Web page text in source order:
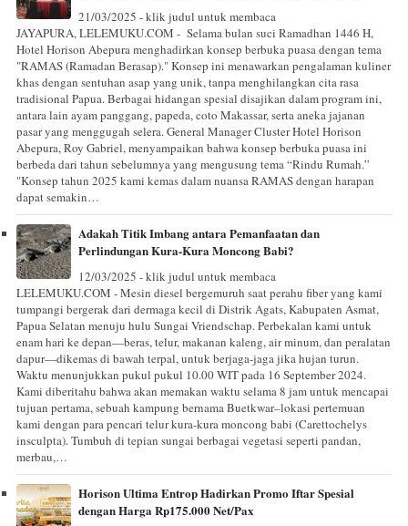
21/03/2025 - klik judul untuk membaca
JAYAPURA, LELEMUKU.COM - Selama bulan suci Ramadhan 1446 H,
Hotel Horison Abepura menghadirkan konsep berbuka puasa dengan tema
"RAMAS (Ramadan Berasap)." Konsep ini menawarkan pengalaman kuliner
khas dengan sentuhan asap yang unik, tanpa menghilangkan cita rasa
tradisional Papua. Berbagai hidangan spesial disajikan dalam program ini,
antara lain ayam panggang, papeda, coto Makassar, serta aneka jajanan
pasar yang menggugah selera. General Manager Cluster Hotel Horison
Abepura, Roy Gabriel, menyampaikan bahwa konsep berbuka puasa ini
berbeda dari tahun sebelumnya yang mengusung tema “Rindu Rumah.”
"Konsep tahun 2025 kami kemas dalam nuansa RAMAS dengan harapan
dapat semakin…
Adakah Titik Imbang antara Pemanfaatan dan
Perlindungan Kura-Kura Moncong Babi?
12/03/2025 - klik judul untuk membaca
LELEMUKU.COM - Mesin diesel bergemuruh saat perahu fiber yang kami
tumpangi bergerak dari dermaga kecil di Distrik Agats, Kabupaten Asmat,
Papua Selatan menuju hulu Sungai Vriendschap. Perbekalan kami untuk
enam hari ke depan—beras, telur, makanan kaleng, air minum, dan peralatan
dapur—dikemas di bawah terpal, untuk berjaga-jaga jika hujan turun.
Waktu menunjukkan pukul pukul 10.00 WIT pada 16 September 2024.
Kami diberitahu bahwa akan memakan waktu selama 8 jam untuk mencapai
tujuan pertama, sebuah kampung bernama Buetkwar–lokasi pertemuan
kami dengan para pencari telur kura-kura moncong babi (Carettochelys
insculpta). Tumbuh di tepian sungai berbagai vegetasi seperti pandan,
merbau,…
Horison Ultima Entrop Hadirkan Promo Iftar Spesial
dengan Harga Rp175.000 Net/Pax